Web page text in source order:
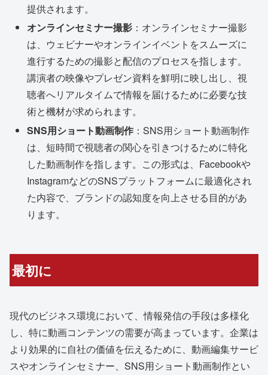
提供されます。
オンラインセミナー撮影 ：オンラインセミナー撮影
は、ウェビナーやオンラインイベントをスムーズに
進行するための撮影と配信のプロセスを指します。
講演者の映像やプレゼン資料を鮮明に映し出し、視
聴者へリアルタイムで情報を届けるために必要な技
術と機材が求められます。
SNS用ショート動画制作 ：SNS用ショート動画制作
は、短時間で視聴者の関心を引きつけるために特化
した動画制作を指します。この形式は、Facebookや
InstagramなどのSNSプラットフォームに最適化され
た内容で、ブランドの認知度を向上させる目的があ
ります。
最初に
現代のビジネス環境において、情報発信の手段は多様化
し、特に動画コンテンツの需要が高まっています。企業は
より効果的に自社の価値を伝えるために、動画編集サービ
スやオンラインセミナー、SNS用ショート動画制作とい